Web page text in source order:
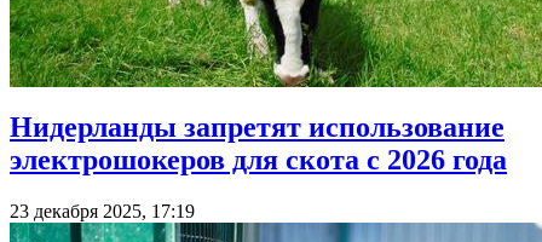
Нидерланды запретят использование
электрошокеров для скота с 2026 года
23 декабря 2025, 17:19